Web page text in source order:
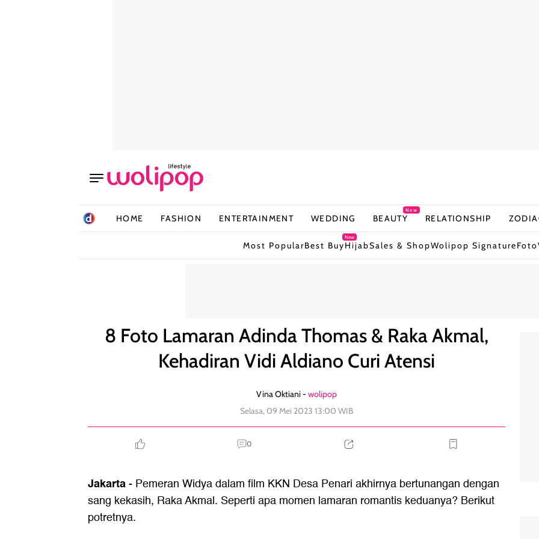
HOME FASHION ENTERTAINMENT WEDDING BEAUTY
New
RELATIONSHIP
Most PopularBest Buy
New
HijabSales & ShopWolipop SignatureFoto
8 Foto Lamaran Adinda Thomas & Raka Akmal,
Kehadiran Vidi Aldiano Curi Atensi
Vina Oktiani -wolipop
Selasa, 09 Mei 2023 13:00 WIB
0
Jakarta- Pemeran Widya dalam film KKN Desa Penari akhirnya bertunangan dengan
sang kekasih, Raka Akmal. Seperti apa momen lamaran romantis keduanya? Berikut
potretnya.